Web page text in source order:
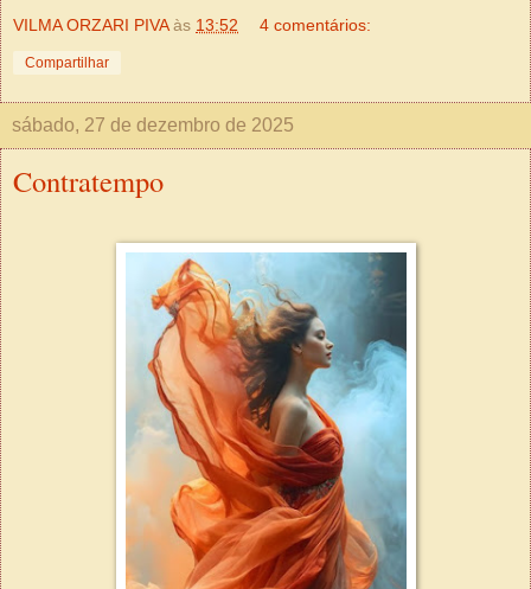
VILMA ORZARI PIVA às 13:52 4 comentários:
Compartilhar
sábado, 27 de dezembro de 2025
Contratempo